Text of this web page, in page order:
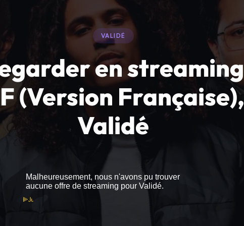
VALIDÉ
en streaming
(Version Française),
Validé